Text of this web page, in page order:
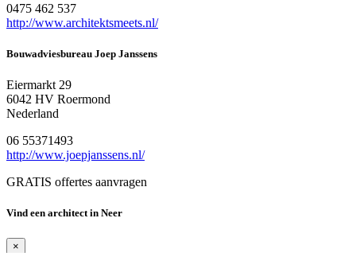
0475 462 537
http://www.architektsmeets.nl/
Bouwadviesbureau Joep Janssens
Eiermarkt 29
6042 HV Roermond
Nederland
06 55371493
http://www.joepjanssens.nl/
GRATIS offertes aanvragen
Vind een architect in Neer
×